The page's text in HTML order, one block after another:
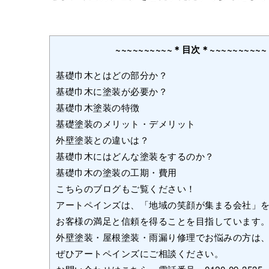
~~~~~~~~~~＊目次＊~~~~~~~~~~
基礎巾木とはどの部分か？
基礎巾木に塗装が必要か？
基礎巾木塗装の特徴
基礎塗装のメリット・デメリット
外壁塗装との違いは？
基礎巾木にはどんな塗装をするのか？
基礎巾木の塗装の工期・費用
こちらのブログもご覧ください！
アートペインズは、「地域の笑顔が集まる会社」を
お客様の満足と信頼を得ることを目指しています。
外壁塗装・屋根塗装・雨漏り修理でお悩みの方は、
ぜひアートペインズにご相談ください。